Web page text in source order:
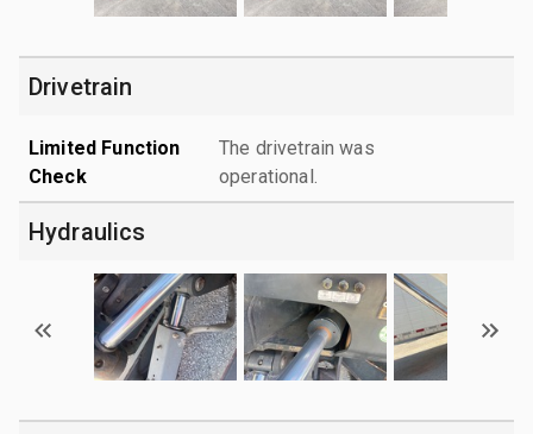
Drivetrain
Limited Function
Check
The drivetrain was
operational.
Hydraulics